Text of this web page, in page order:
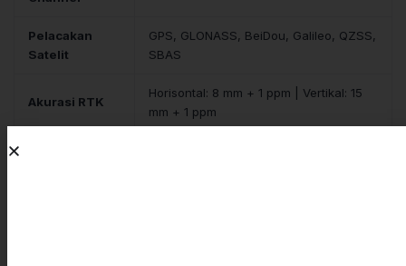
Pelacakan
Satelit
GPS, GLONASS, BeiDou, Galileo, QZSS,
SBAS
Akurasi RTK
Horisontal: 8 mm + 1 ppm | Vertikal: 15
mm + 1 ppm